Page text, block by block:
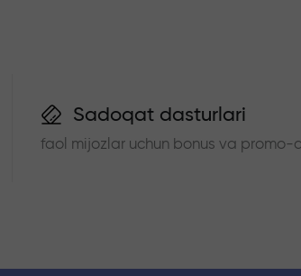
Sadoqat dasturlari
faol mijozlar uchun bonus va promo-